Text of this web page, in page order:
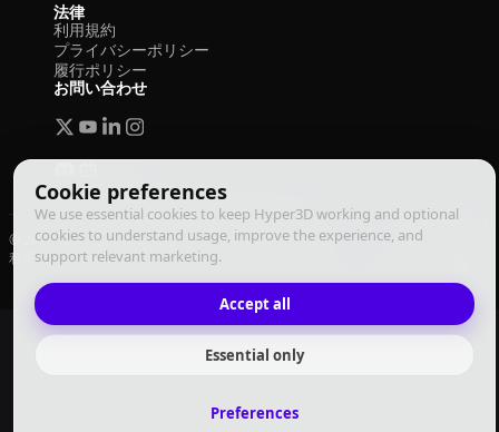
Cookie preferences
We use essential cookies to keep Hyper3D working and optional
cookies to understand usage, improve the experience, and
support relevant marketing.
Accept all
Essential only
Preferences
法律
利用規約
プライバシーポリシー
履行ポリシー
お問い合わせ
© 2026 Deemos Corporation. All rights reserved
利用規約プライバシーポリシー履行ポリシー